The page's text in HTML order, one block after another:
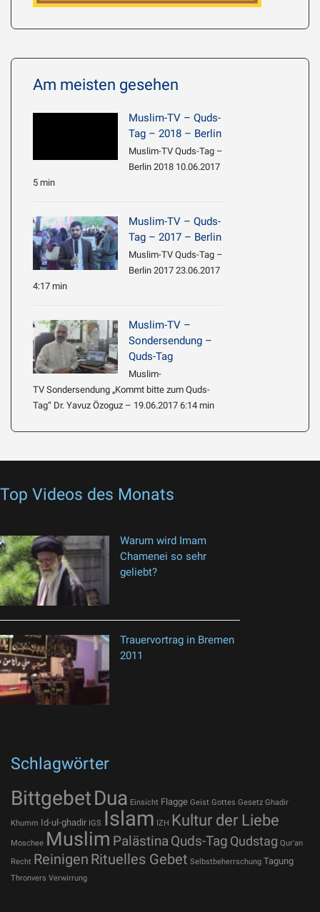
Am meisten gesehen
Muslim-TV – Quds-
Tag – 2018 – Berlin
Muslim-TV Quds-Tag –
Berlin 2018 10.06.2017
5 min
Muslim-TV – Quds-
Tag – 2017 – Berlin
Muslim-TV Quds-Tag –
Berlin 2017 23.06.2017
4:17 min
Muslim-TV –
Sondersendung –
Quds-Tag
Muslim-
TV Sondersendung „Kommt bitte zum Quds-
Tag“ Dr. Yavuz Özoguz – 19.06.2017 6:14 min
Top Videos des Monats
Warum wird Imam
Chamenei so sehr
geliebt?
Trauervortrag in Bremen
2011
Schlagwörter
BittgebetDua Einsicht Flagge Geist Gottes Gesetz Ghadir
Khumm Id-ul-ghadir IGS Islam IZH Kultur der Liebe
Moschee Muslim Palästina Quds-Tag Qudstag Qur'an
Recht Reinigen Rituelles Gebet Selbstbeherrschung Tagung
Thronvers Verwirrung